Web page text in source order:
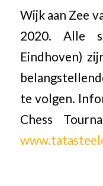
Wijk aan Zee
2020. Alle
Eindhoven)
te volgen.
Chess